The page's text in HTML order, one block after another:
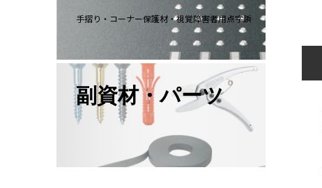
手摺り・コーナー保護材・視覚障害者用点字鋲
副資材・パーツ